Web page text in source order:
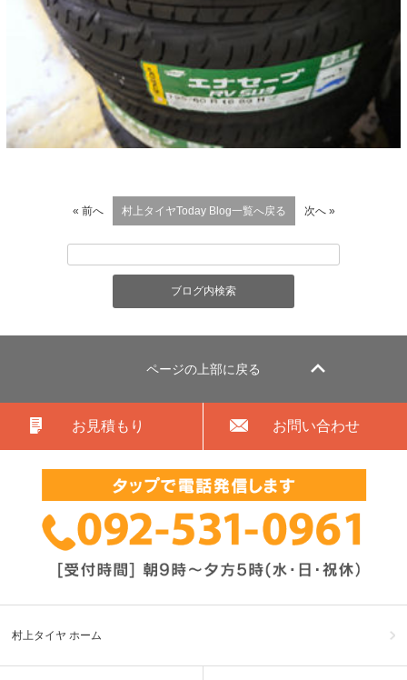
« 前へ 村上タイヤToday Blog一覧へ戻る 次へ »
ページの上部に戻る
お見積もり お問い合わせ
村上タイヤ ホーム